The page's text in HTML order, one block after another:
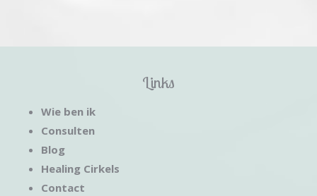
Links
Wie ben ik
Consulten
Blog
Healing Cirkels
Contact